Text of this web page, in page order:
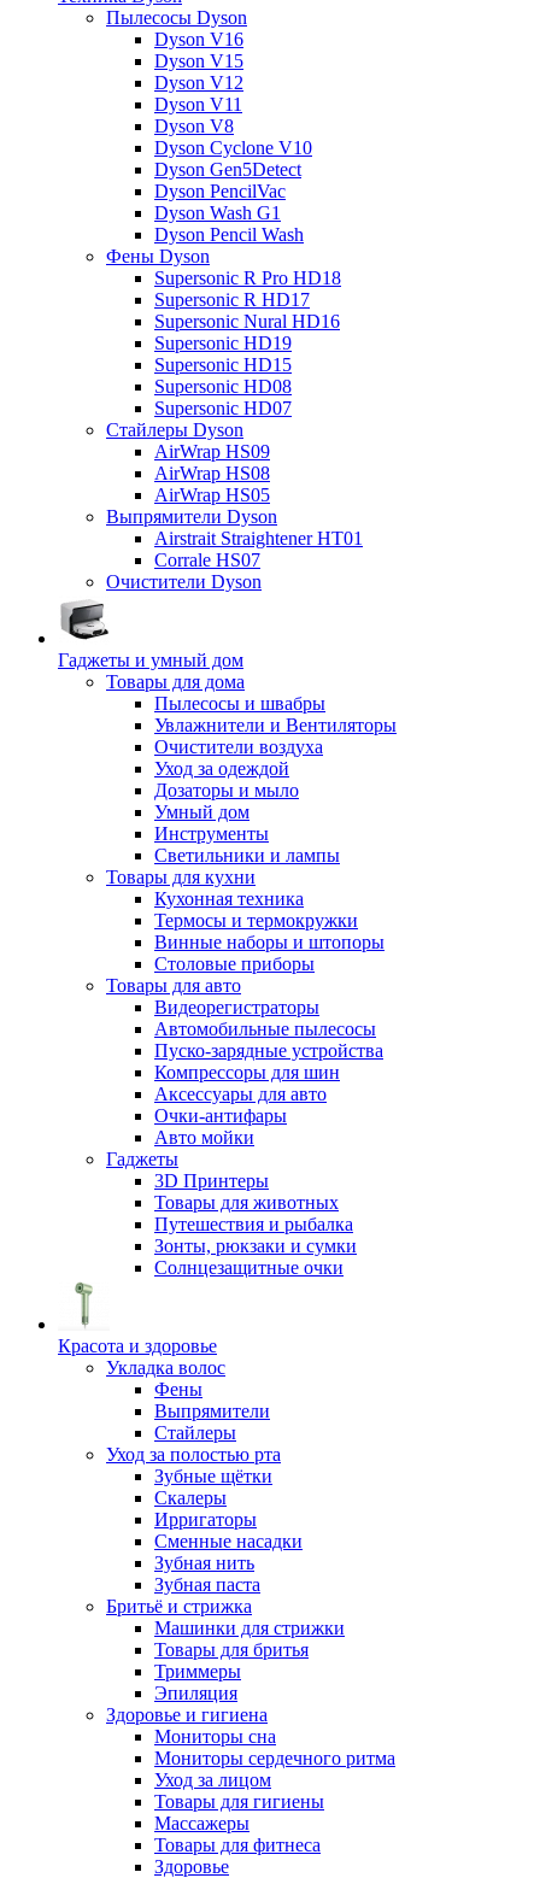
Пылесосы Dyson
Dyson V16
Dyson V15
Dyson V12
Dyson V11
Dyson V8
Dyson Cyclone V10
Dyson Gen5Detect
Dyson PencilVac
Dyson Wash G1
Dyson Pencil Wash
Фены Dyson
Supersonic R Pro HD18
Supersonic R HD17
Supersonic Nural HD16
Supersonic HD19
Supersonic HD15
Supersonic HD08
Supersonic HD07
Стайлеры Dyson
AirWrap HS09
AirWrap HS08
AirWrap HS05
Выпрямители Dyson
Airstrait Straightener HT01
Corrale HS07
Очистители Dyson
Гаджеты и умный дом
Товары для дома
Пылесосы и швабры
Увлажнители и Вентиляторы
Очистители воздуха
Уход за одеждой
Дозаторы и мыло
Умный дом
Инструменты
Светильники и лампы
Товары для кухни
Кухонная техника
Термосы и термокружки
Винные наборы и штопоры
Столовые приборы
Товары для авто
Видеорегистраторы
Автомобильные пылесосы
Пуско-зарядные устройства
Компрессоры для шин
Аксессуары для авто
Очки-антифары
Авто мойки
Гаджеты
3D Принтеры
Товары для животных
Путешествия и рыбалка
Зонты, рюкзаки и сумки
Солнцезащитные очки
Красота и здоровье
Укладка волос
Фены
Выпрямители
Стайлеры
Уход за полостью рта
Зубные щётки
Скалеры
Ирригаторы
Сменные насадки
Зубная нить
Зубная паста
Бритьё и стрижка
Машинки для стрижки
Товары для бритья
Триммеры
Эпиляция
Здоровье и гигиена
Мониторы сна
Мониторы сердечного ритма
Уход за лицом
Товары для гигиены
Массажеры
Товары для фитнеса
Здоровье